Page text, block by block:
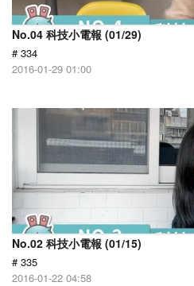
No.04 科技小電報 (01/29)
# 334
2016-01-29 01:00
No.02 科技小電報 (01/15)
# 335
2016-01-22 04:58